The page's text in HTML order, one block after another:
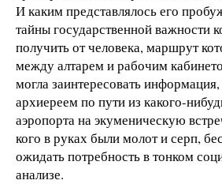
И каким представлялось его
тайны государственной важности
получить от человека, маршрут
между алтарем и рабочим
могла заинтересовать
архиереем по пути из какого-
аэропорта на экуменическую
кого в руках были молот и серп,
ожидать потребность в тонком
анализе.